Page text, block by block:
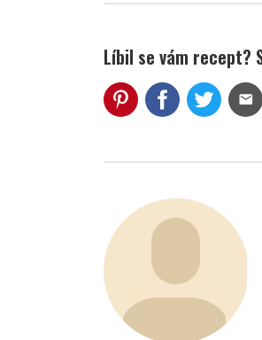
Líbil se vám recept?
mail